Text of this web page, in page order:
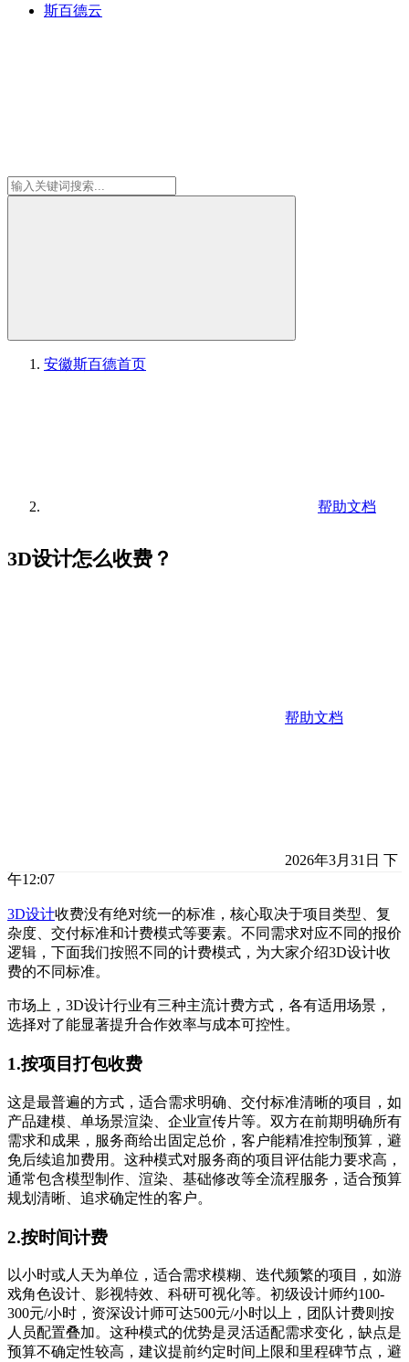
斯百德云
安徽斯百德首页
帮助文档
3D设计怎么收费？
帮助文档
2026年3月31日 下
午12:07
3D设计收费没有绝对统一的标准，核心取决于项目类型、复
杂度、交付标准和计费模式等要素。不同需求对应不同的报价
逻辑，下面我们按照不同的计费模式，为大家介绍3D设计收
费的不同标准。
市场上，3D设计行业有三种主流计费方式，各有适用场景，
选择对了能显著提升合作效率与成本可控性。
1.按项目打包收费
这是最普遍的方式，适合需求明确、交付标准清晰的项目，如
产品建模、单场景渲染、企业宣传片等。双方在前期明确所有
需求和成果，服务商给出固定总价，客户能精准控制预算，避
免后续追加费用。这种模式对服务商的项目评估能力要求高，
通常包含模型制作、渲染、基础修改等全流程服务，适合预算
规划清晰、追求确定性的客户。
2.按时间计费
以小时或人天为单位，适合需求模糊、迭代频繁的项目，如游
戏角色设计、影视特效、科研可视化等。初级设计师约100-
300元/小时，资深设计师可达500元/小时以上，团队计费则按
人员配置叠加。这种模式的优势是灵活适配需求变化，缺点是
预算不确定性较高，建议提前约定时间上限和里程碑节点，避